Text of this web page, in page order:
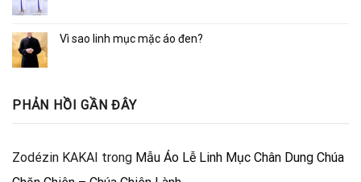
Vì sao linh mục mặc áo đen?
PHẢN HỒI GẦN ĐÂY
Zodézin KAKAI trong Mẫu Áo Lễ Linh Mục Chân Dung Chúa